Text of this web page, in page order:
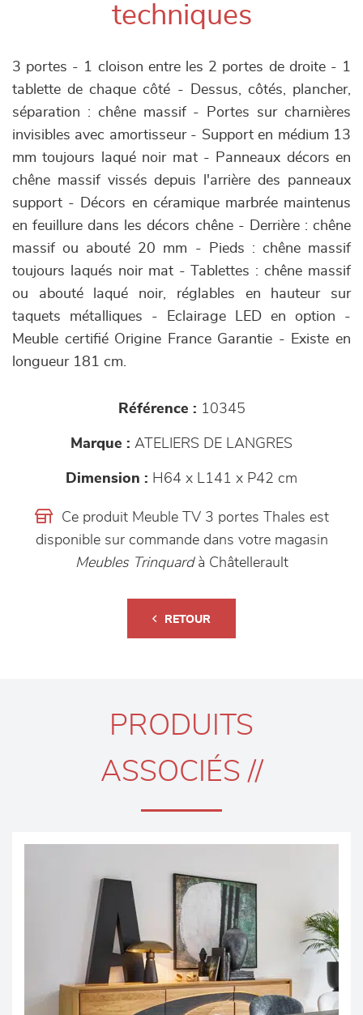
techniques
3 portes - 1 cloison entre les 2 portes de droite - 1
tablette de chaque côté - Dessus, côtés, plancher,
séparation : chêne massif - Portes sur charnières
invisibles avec amortisseur - Support en médium 13
mm toujours laqué noir mat - Panneaux décors en
chêne massif vissés depuis l'arrière des panneaux
support - Décors en céramique marbrée maintenus
en feuillure dans les décors chêne - Derrière : chêne
massif ou abouté 20 mm - Pieds : chêne massif
toujours laqués noir mat - Tablettes : chêne massif
ou abouté laqué noir, réglables en hauteur sur
taquets métalliques - Eclairage LED en option -
Meuble certifié Origine France Garantie - Existe en
longueur 181 cm.
Référence : 10345
Marque : ATELIERS DE LANGRES
Dimension : H64 x L141 x P42 cm
Ce produit Meuble TV 3 portes Thales est
disponible sur commande dans votre magasin
Meubles Trinquard à Châtellerault
RETOUR
PRODUITS
ASSOCIÉS //